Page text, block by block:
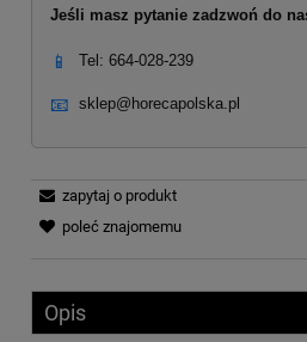
Jeśli masz pytanie zadzwoń do
📱 Tel: 664-028-239
📧 sklep@horecapolska.pl
zapytaj o produkt
poleć znajomemu
Opis